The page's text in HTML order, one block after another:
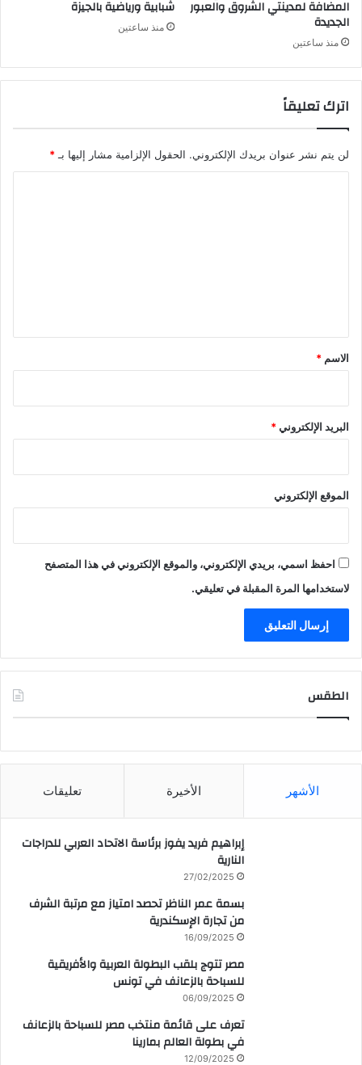
المضافة لمدينتي الشروق والعبور
الجديدة
منذ ساعتين
شبابية ورياضية بالجيزة
منذ ساعتين
اترك تعليقاً
لن يتم نشر عنوان بريدك الإلكتروني. الحقول الإلزامية مشار إليها بـ *
*
الاسم *
البريد الإلكتروني*
الموقع الإلكتروني
احفظ اسمي، بريدي الإلكتروني، والموقع الإلكتروني في هذا المتصفح
لاستخدامها المرة المقبلة في تعليقي.
الطقس
الأشهر الأخيرة تعليقات
إبراهيم فريد يفوز برئاسة الاتحاد العربي للدراجات
النارية
27/02/2025
بسمة عمر الناظر تحصد امتياز مع مرتبة الشرف
من تجارة الإسكندرية
16/09/2025
مصر تتوج بلقب البطولة العربية والأفريقية
للسباحة بالزعانف في تونس
06/09/2025
تعرف على قائمة منتخب مصر للسباحة بالزعانف
في بطولة العالم بمارينا
12/09/2025